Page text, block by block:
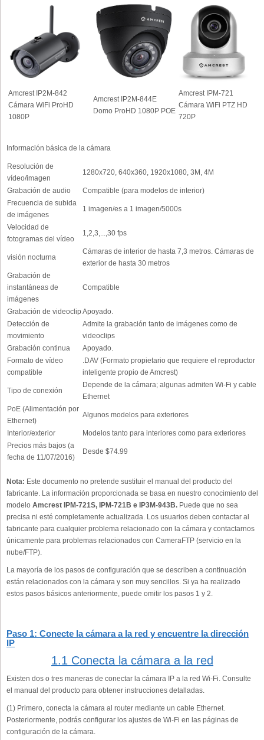
Amcrest IP2M-842
Cámara WiFi ProHD
1080P
Amcrest IP2M-844E
Domo ProHD 1080P POE
Amcrest IPM-721
Cámara WiFi PTZ HD
720P
Información básica de la cámara
Resolución de
vídeo/imagen
1280x720, 640x360, 1920x1080, 3M, 4M
Grabación de audio
Compatible (para modelos de interior)
Frecuencia de subida
de imágenes
1 imagen/es a 1 imagen/5000s
Velocidad de
fotogramas del vídeo
1,2,3,...,30 fps
visión nocturna
Cámaras de interior de hasta 7,3 metros. Cámaras de
exterior de hasta 30 metros
Grabación de
instantáneas de
imágenes
Compatible
Grabación de videoclipApoyado.
Detección de
movimiento
Admite la grabación tanto de imágenes como de
videoclips
Grabación continua
Apoyado.
Formato de vídeo
compatible
.DAV (Formato propietario que requiere el reproductor
inteligente propio de Amcrest)
Tipo de conexión
Depende de la cámara; algunas admiten Wi-Fi y cable
Ethernet
PoE (Alimentación por
Ethernet)
Algunos modelos para exteriores
Interior/exterior
Modelos tanto para interiores como para exteriores
Precios más bajos (a
fecha de 11/07/2016)
Desde $74.99
Nota: Este documento no pretende sustituir el manual del producto del
fabricante. La información proporcionada se basa en nuestro conocimiento del
modelo Amcrest IPM-721S, IPM-721B e IP3M-943B. Puede que no sea
precisa ni esté completamente actualizada. Los usuarios deben contactar al
fabricante para cualquier problema relacionado con la cámara y contactarnos
únicamente para problemas relacionados con CameraFTP (servicio en la
nube/FTP).
La mayoría de los pasos de configuración que se describen a continuación
están relacionados con la cámara y son muy sencillos. Si ya ha realizado
estos pasos básicos anteriormente, puede omitir los pasos 1 y 2.
Paso 1: Conecte la cámara a la red y encuentre la dirección
IP
1.1 Conecta la cámara a la red
Existen dos o tres maneras de conectar la cámara IP a la red Wi-Fi. Consulte
el manual del producto para obtener instrucciones detalladas.
(1) Primero, conecta la cámara al router mediante un cable Ethernet.
Posteriormente, podrás configurar los ajustes de Wi-Fi en las páginas de
configuración de la cámara.